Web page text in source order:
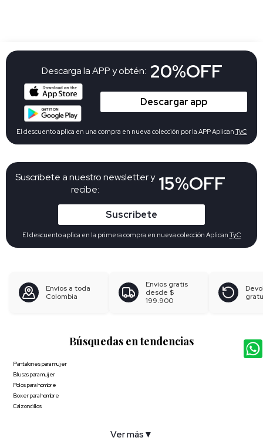
Suscribete a nuestro newsletter y
recibe:
15%OFF
Suscribete
El descuento aplica en la primera compra en nueva colección Aplican TyC
Descarga la APP y obtén: 20%OFF
Descargar app
El descuento aplica en una compra en nueva colección por la APP Aplican TyC
Envíos a toda
Colombia
Envíos gratis
desde $
199.900
Búsquedas en tendencias
Pantalones para mujer
Blusas para mujer
Polos para hombre
Boxer para hombre
Calzoncillos
Ver más ▼